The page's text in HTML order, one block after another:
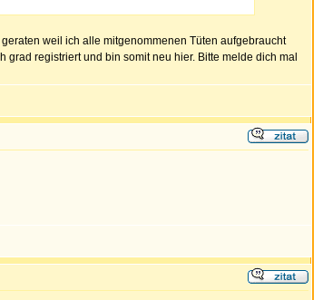
weil ich alle mitgenommenen Tüten aufgebraucht
registriert und bin somit neu hier. Bitte melde dich mal